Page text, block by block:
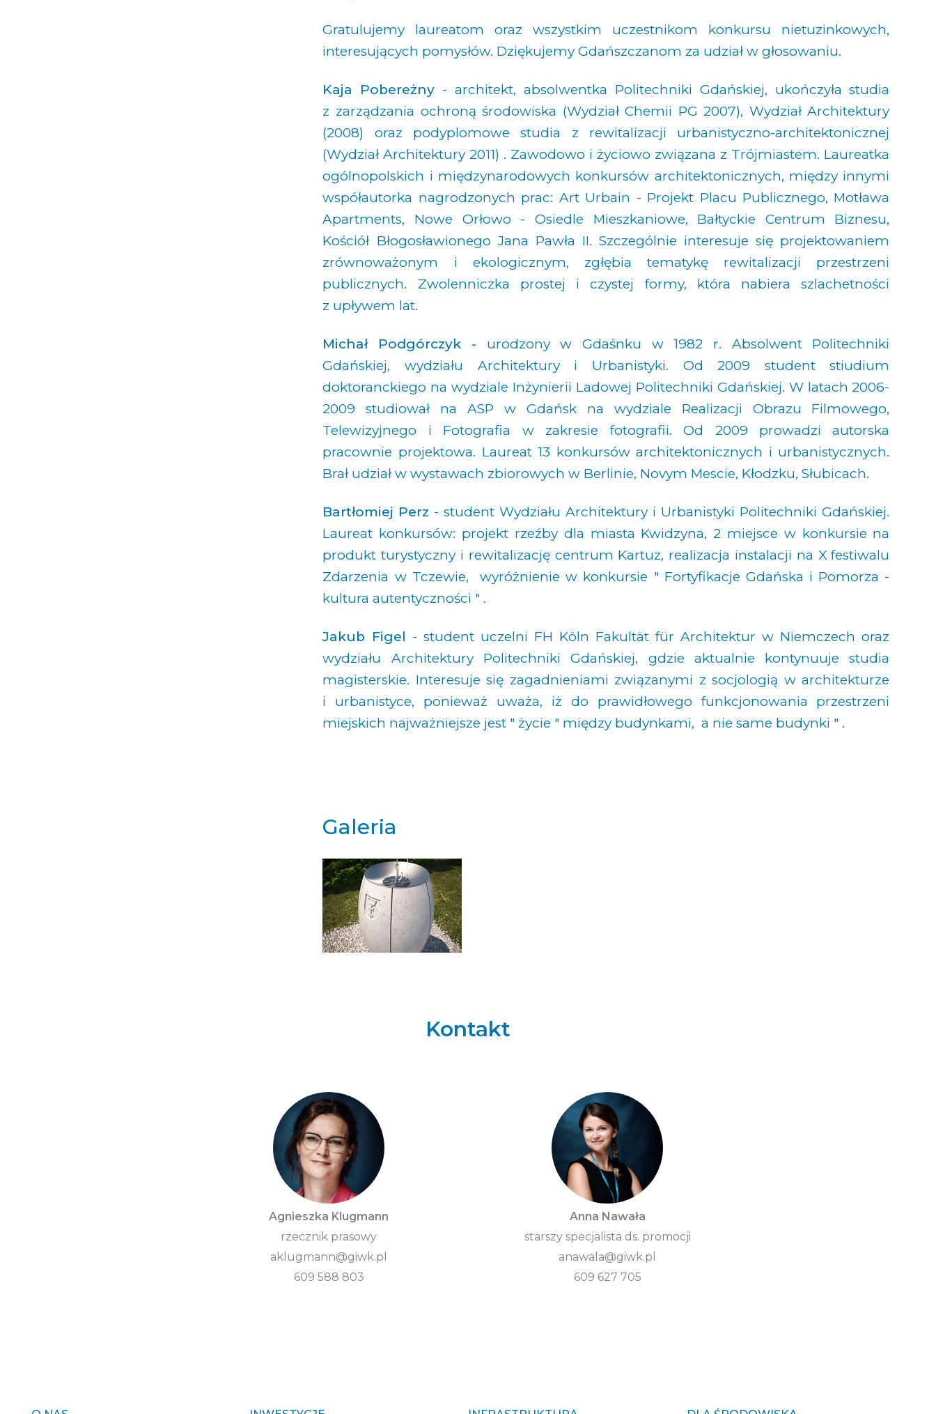
Gratulujemy laureatom oraz wszystkim uczestnikom konkursu nietuzinkowych,
interesujących pomysłów. Dziękujemy Gdańszczanom za udział w głosowaniu.
Kaja Pobereżny - architekt, absolwentka Politechniki Gdańskiej, ukończyła studia
z zarządzania ochroną środowiska (Wydział Chemii PG 2007), Wydział Architektury
(2008) oraz podyplomowe studia z rewitalizacji urbanistyczno-architektonicznej
(Wydział Architektury 2011) . Zawodowo i życiowo związana z Trójmiastem. Laureatka
ogólnopolskich i międzynarodowych konkursów architektonicznych, między innymi
współautorka nagrodzonych prac: Art Urbain - Projekt Placu Publicznego, Motława
Apartments, Nowe Orłowo - Osiedle Mieszkaniowe, Bałtyckie Centrum Biznesu,
Kościół Błogosławionego Jana Pawła II. Szczególnie interesuje się projektowaniem
zrównoważonym i ekologicznym, zgłębia tematykę rewitalizacji przestrzeni
publicznych. Zwolenniczka prostej i czystej formy, która nabiera szlachetności
z upływem lat.
Michał Podgórczyk - urodzony w Gdaśnku w 1982 r. Absolwent Politechniki
Gdańskiej, wydziału Architektury i Urbanistyki. Od 2009 student stiudium
doktoranckiego na wydziale Inżynierii Ladowej Politechniki Gdańskiej. W latach 2006-
2009 studiował na ASP w Gdańsk na wydziale Realizacji Obrazu Filmowego,
Telewizyjnego i Fotografia w zakresie fotografii. Od 2009 prowadzi autorska
pracownie projektowa. Laureat 13 konkursów architektonicznych i urbanistycznych.
Brał udział w wystawach zbiorowych w Berlinie, Novym Mescie, Kłodzku, Słubicach.
Bartłomiej Perz - student Wydziału Architektury i Urbanistyki Politechniki Gdańskiej.
Laureat konkursów: projekt rzeźby dla miasta Kwidzyna, 2 miejsce w konkursie na
produkt turystyczny i rewitalizację centrum Kartuz, realizacja instalacji na X festiwalu
Zdarzenia w Tczewie, wyróżnienie w konkursie " Fortyfikacje Gdańska i Pomorza -
kultura autentyczności " .
Jakub Figel - student uczelni FH Köln Fakultät für Architektur w Niemczech oraz
wydziału Architektury Politechniki Gdańskiej, gdzie aktualnie kontynuuje studia
magisterskie. Interesuje się zagadnieniami związanymi z socjologią w architekturze
i urbanistyce, ponieważ uważa, iż do prawidłowego funkcjonowania przestrzeni
miejskich najważniejsze jest " życie " między budynkami, a nie same budynki " .
Galeria
Kontakt
Agnieszka Klugmann
rzecznik prasowy
aklugmann@giwk.pl
609 588 803
Anna Nawała
starszy specjalista ds. promocji
anawala@giwk.pl
609 627 705